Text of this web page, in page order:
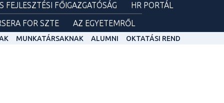
FEJLESZTÉSI FŐIGAZGATÓSÁG
HR PORTÁL
FOR SZTE AZ EGYETEMRŐL
MUNKATÁRSAKNAK ALUMNI OKTATÁSI REND